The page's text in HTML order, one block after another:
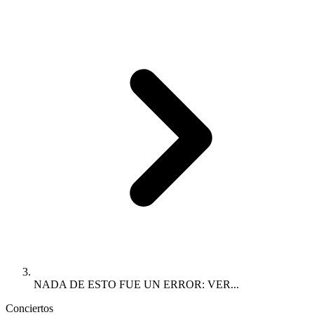
NADA DE ESTO FUE UN ERROR: VER...
Conciertos